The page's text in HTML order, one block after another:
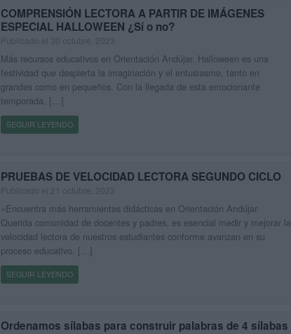
COMPRENSIÓN LECTORA A PARTIR DE IMÁGENES
ESPECIAL HALLOWEEN ¿Sí o no?
Más recursos educativos en Orientación Andújar. Halloween es una
festividad que despierta la imaginación y el entusiasmo, tanto en
grandes como en pequeños. Con la llegada de esta emocionante
temporada, […]
SEGUIR LEYENDO
PRUEBAS DE VELOCIDAD LECTORA SEGUNDO CICLO
«Encuentra más herramientas didácticas en Orientación Andújar.
Querida comunidad de docentes y padres, es esencial medir y mejorar la
velocidad lectora de nuestros estudiantes conforme avanzan en su
proceso educativo. […]
SEGUIR LEYENDO
Ordenamos sílabas para construir palabras de 4 sílabas